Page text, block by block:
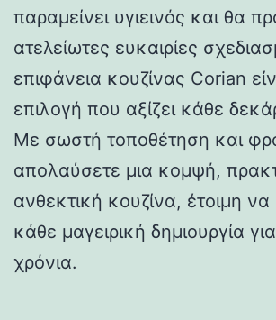
παραμείνει υγιεινός και θα
ατελείωτες ευκαιρίες
επιφάνεια κουζίνας Corian
επιλογή που αξίζει κάθε
Με σωστή τοποθέτηση και
απολαύσετε μια κομψή,
ανθεκτική κουζίνα, έτοιμη να
κάθε μαγειρική δημιουργία
χρόνια.